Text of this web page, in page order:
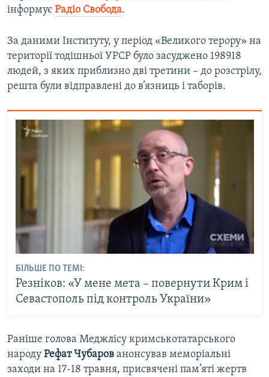
інформує Радіо Свобода.
За даними Інституту, у період «Великого терору» на
території тодішньої УРСР було засуджено 198918
людей, з яких приблизно дві третини – до розстрілу,
решта були відправлені до в’язниць і таборів.
БІЛЬШЕ ПО ТЕМІ:
Резніков: «У мене мета – повернути Крим і
Севастополь під контроль України»
Раніше голова Меджлісу кримськотатарського
народу Рефат Чубаров анонсував меморіальні
заходи на 17-18 травня, присвячені пам’яті жертв